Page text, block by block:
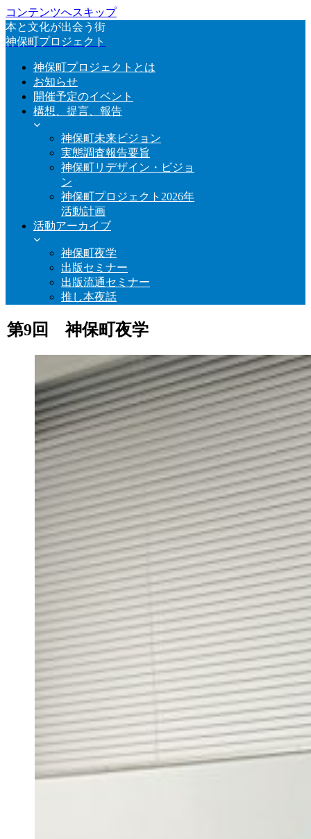
コンテンツへスキップ
本と文化が出会う街
神保町プロジェクト
神保町プロジェクトとは
お知らせ
開催予定のイベント
構想、提言、報告
神保町未来ビジョン
実態調査報告要旨
神保町リデザイン・ビジョ
ン
神保町プロジェクト2026年
活動計画
活動アーカイブ
神保町夜学
出版セミナー
出版流通セミナー
推し本夜話
第9回 神保町夜学